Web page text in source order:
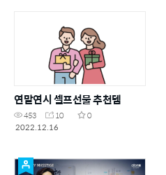
연말연시 셀프선물 추천템
453 10
0
2022.12.16